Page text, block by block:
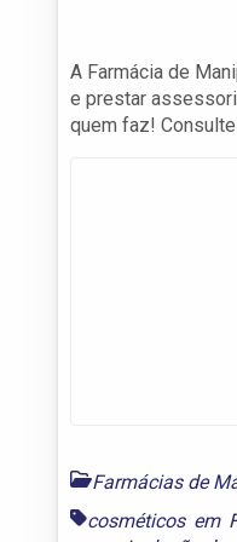
A Farmácia de
e prestar
quem faz!
Farmácias de
cosméticos em